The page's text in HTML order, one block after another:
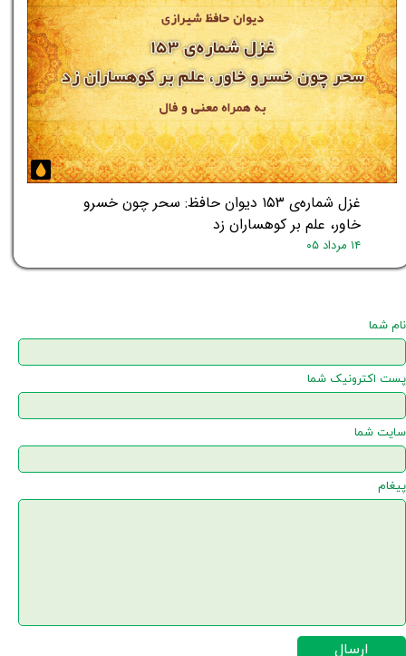
غزل شماره‌ی ۱۵۳ دیوان حافظ: سحر چون خسرو
خاور، علم بر کوهساران زد
۱۴ مرداد ۰۵
نام شما
پست اکترونیک شما
سایت شما
پیغام
ارسال